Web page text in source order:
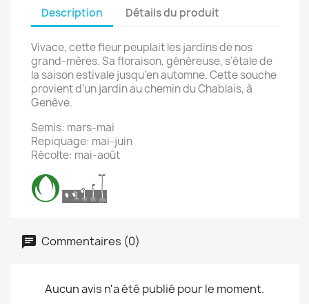
Description Détails du produit
Vivace, cette fleur peuplait les jardins de nos
grand-mères. Sa floraison, généreuse, s’étale de
la saison estivale jusqu’en automne. Cette souche
provient d’un jardin au chemin du Chablais, à
Genève.
Semis: mars-mai
Repiquage: mai-juin
Récolte: mai-août
Commentaires (0)
Aucun avis n'a été publié pour le moment.